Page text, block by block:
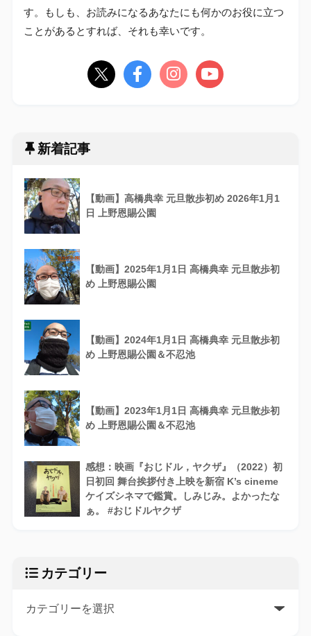
す。もしも、お読みになるあなたにも何かのお役に立つ
ことがあるとすれば、それも幸いです。
新着記事
【動画】高橋典幸 元旦散歩初め 2026年1月1
日 上野恩賜公園
【動画】2025年1月1日 高橋典幸 元旦散歩初
め 上野恩賜公園
【動画】2024年1月1日 高橋典幸 元旦散歩初
め 上野恩賜公園＆不忍池
【動画】2023年1月1日 高橋典幸 元旦散歩初
め 上野恩賜公園＆不忍池
感想：映画『おじドル，ヤクザ』（2022）初
日初回 舞台挨拶付き上映を新宿 K’s cineme
ケイズシネマで鑑賞。しみじみ。よかったな
ぁ。 #おじドルヤクザ
カテゴリー